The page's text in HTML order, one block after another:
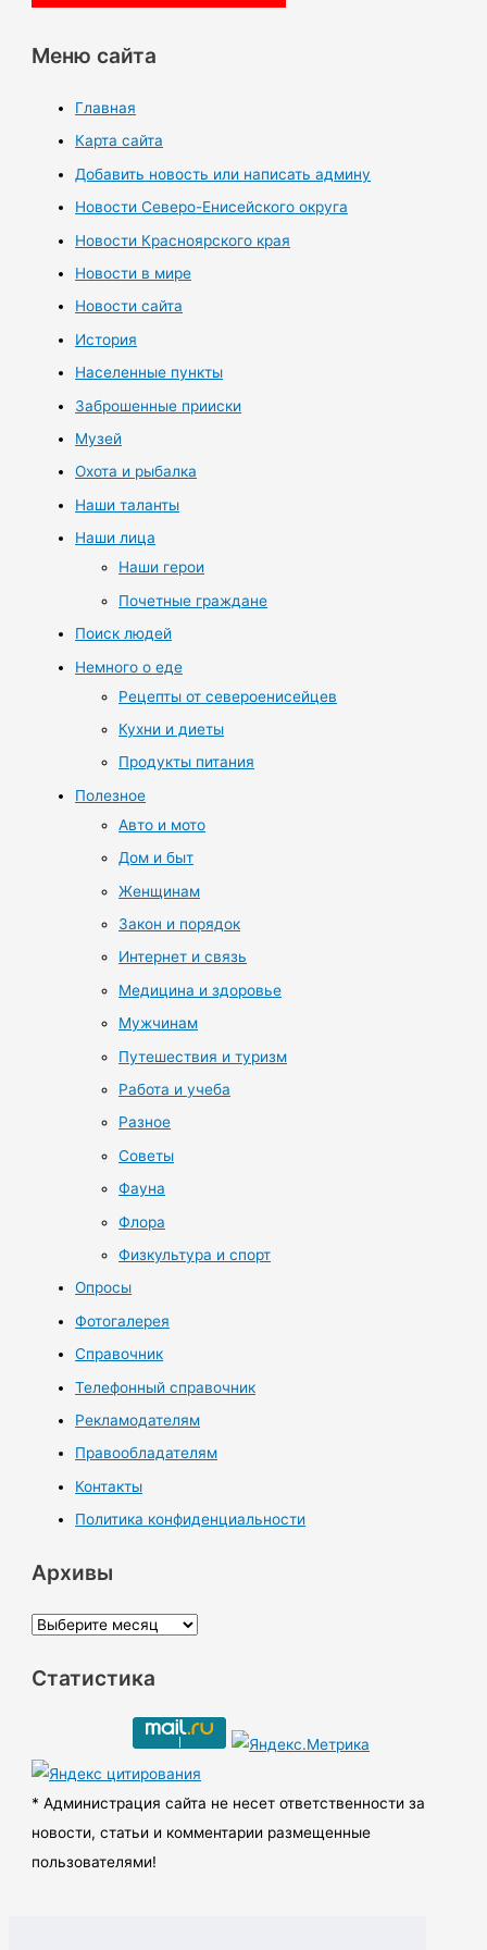
Меню сайта
Главная
Карта сайта
Добавить новость или написать админу
Новости Северо-Енисейского округа
Новости Красноярского края
Новости в мире
Новости сайта
История
Населенные пункты
Заброшенные прииски
Музей
Охота и рыбалка
Наши таланты
Наши лица
Наши герои
Почетные граждане
Поиск людей
Немного о еде
Рецепты от североенисейцев
Кухни и диеты
Продукты питания
Полезное
Авто и мото
Дом и быт
Женщинам
Закон и порядок
Интернет и связь
Медицина и здоровье
Мужчинам
Путешествия и туризм
Работа и учеба
Разное
Советы
Фауна
Флора
Физкультура и спорт
Опросы
Фотогалерея
Справочник
Телефонный справочник
Рекламодателям
Правообладателям
Контакты
Политика конфиденциальности
Архивы
А
х
ы
Статистика
* Администрация сайта не несет ответственности за
новости, статьи и комментарии размещенные
пользователями!